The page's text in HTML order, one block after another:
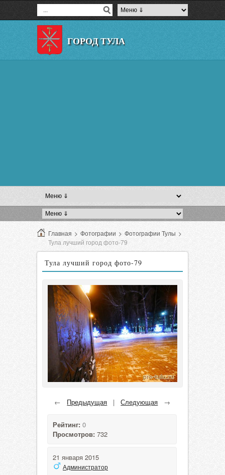
ГОРОД ТУЛА
Главная > Фотографии > Фотографии Тулы >
Тула лучший город фото-79
Тула лучший город фото-79
← Предыдущая |Следующая →
Рейтинг: 0
Просмотров: 732
21 января 2015
Администратор